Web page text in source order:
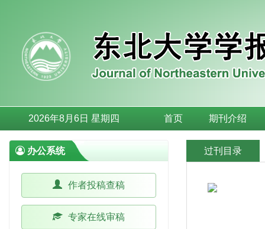
2026年8月6日 星期四 首页 期刊介绍
过刊目录
办公系统
作者投稿查稿
专家在线审稿